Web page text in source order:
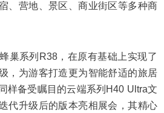
、营地、景区、商业街区等多种商
系列R38，在原有基础上实现了
，为游客打造更为智能舒适的旅居
样备受瞩目的云端系列H40 Ultra文
代升级后的版本亮相展会，其精心